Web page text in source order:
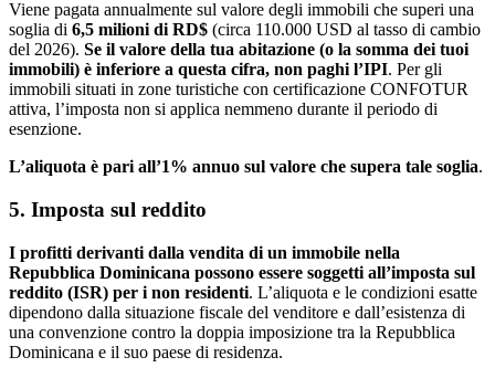
Viene pagata annualmente sul valore degli immobili che superi una
soglia di 6,5 milioni di RD$ (circa 110.000 USD al tasso di cambio
del 2026). Se il valore della tua abitazione (o la somma dei tuoi
immobili) è inferiore a questa cifra, non paghi l’IPI. Per gli
immobili situati in zone turistiche con certificazione CONFOTUR
attiva, l’imposta non si applica nemmeno durante il periodo di
esenzione.
L’aliquota è pari all’1% annuo sul valore che supera tale soglia.
5. Imposta sul reddito
I profitti derivanti dalla vendita di un immobile nella
Repubblica Dominicana possono essere soggetti all’imposta sul
reddito (ISR) per i non residenti. L’aliquota e le condizioni esatte
dipendono dalla situazione fiscale del venditore e dall’esistenza di
una convenzione contro la doppia imposizione tra la Repubblica
Dominicana e il suo paese di residenza.